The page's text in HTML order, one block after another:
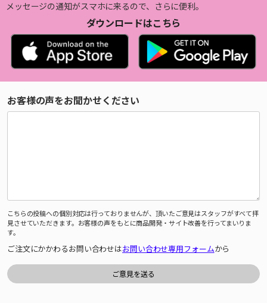
メッセージの通知がスマホに来るので、さらに便利。
ダウンロードはこちら
お客様の声をお聞かせください
こちらの投稿への個別対応は行っておりませんが、頂いたご意見はスタッフがすべて拝
見させていただきます。お客様の声をもとに商品開発・サイト改善を行ってまいりま
す。
ご注文にかかわるお問い合わせはお問い合わせ専用フォームから